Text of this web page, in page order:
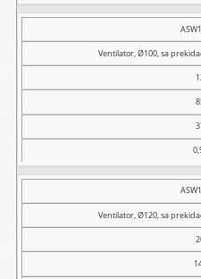
Ventilator, Ø100, sa
Ventilator, Ø120, sa